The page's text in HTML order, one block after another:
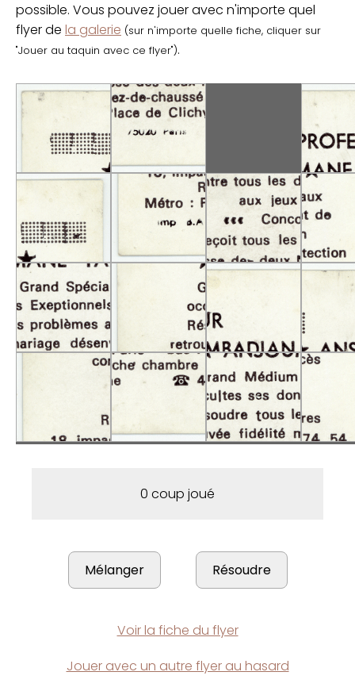
possible. Vous pouvez jouer avec n'importe quel
flyer de la galerie (sur n'importe quelle fiche, cliquer sur
"Jouer au taquin avec ce flyer").
0 coup joué
Voir la fiche du flyer
Jouer avec un autre flyer au hasard